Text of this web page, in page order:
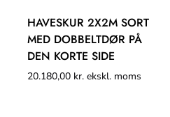
HAVESKUR 2X2M SORT
MED DOBBELTDØR PÅ
DEN KORTE SIDE
20.180,00 kr. ekskl. moms